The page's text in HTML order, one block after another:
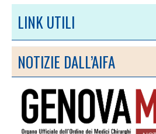
LINK UTILI
NOTIZIE DALL’AIFA